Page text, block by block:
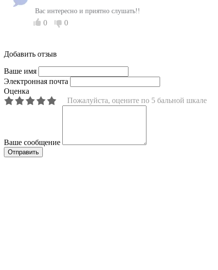
Вас интересно и приятно слушать!!
0 0
Добавить отзыв
Ваше имя
Электронная почта
Оценка
Пожалуйста, оцените по 5 бальной шкале
Ваше сообщение